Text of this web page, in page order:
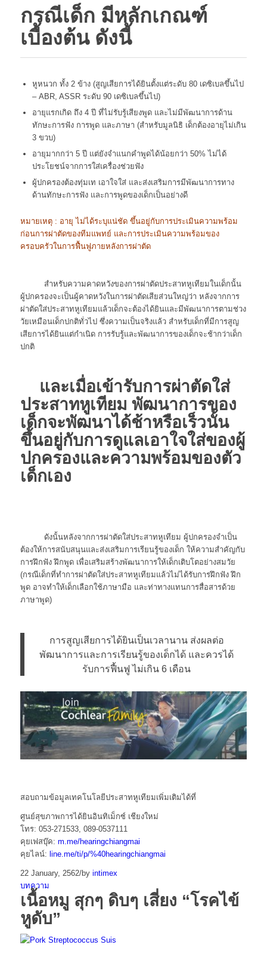
กรณีเด็ก มีหลักเกณฑ์
เบื้องต้น ดังนี้
หูหนวก ทั้ง 2 ข้าง (สูญเสียการได้ยินตั้งแต่ระดับ 80 เดซิเบลขึ้นไป
– ABR, ASSR ระดับ 90 เดซิเบลขึ้นไป)
อายุแรกเกิด ถึง 4 ปี ที่ไม่รับรู้เสียงพูด และไม่มีพัฒนาการด้าน
ทักษะการฟัง การพูด และภาษา (สำหรับมูลนิธิ เด็กต้องอายุไม่เกิน
3 ขวบ)
อายุมากกว่า 5 ปี แต่ยังจำแนกคำพูดได้น้อยกว่า 50% ไม่ได้
ประโยชน์จากการใส่เครื่องช่วยฟัง
ผู้ปกครองต้องทุ่มเท เอาใจใส่ และส่งเสริมการมีพัฒนาการทาง
ด้านทักษะการฟัง และการพูดของเด็กเป็นอย่างดี
หมายเหตุ : อายุ ไม่ได้ระบุแน่ชัด ขึ้นอยู่กับการประเมินความพร้อม
ก่อนการผ่าตัดของทีมแพทย์ และการประเมินความพร้อมของ
ครอบครัวในการฟื้นฟูภายหลังการผ่าตัด
สำหรับความคาดหวังของการผ่าตัดประสาทหูเทียมในเด็กนั้น
ผู้ปกครองจะเป็นผู้คาดหวังในการผ่าตัดเสียส่วนใหญ่ว่า หลังจากการ
ผ่าตัดใส่ประสาทหูเทียมแล้วเด็กจะต้องได้ยินและมีพัฒนาการตามช่วง
วัยเหมือนเด็กปกติทั่วไป ซึ่งความเป็นจริงแล้ว สำหรับเด็กที่มีการสูญ
เสียการได้ยินแต่กำเนิด การรับรู้และพัฒนาการของเด็กจะช้ากว่าเด็ก
ปกติ
และเมื่อเข้ารับการผ่าตัดใส่
ประสาทหูเทียม พัฒนาการของ
เด็กจะพัฒนาได้ช้าหรือเร็วนั้น
ขึ้นอยู่กับการดูแลเอาใจใส่ของผู้
ปกครองและความพร้อมของตัว
เด็กเอง
ดังนั้นหลังจากการผ่าตัดใส่ประสาทหูเทียม ผู้ปกครองจำเป็น
ต้องให้การสนับสนุนและส่งเสริมการเรียนรู้ของเด็ก ให้ความสำคัญกับ
การฝึกฟัง ฝึกพูด เพื่อเสริมสร้างพัฒนาการให้เด็กเติบโตอย่างสมวัย
(กรณีเด็กที่ทำการผ่าตัดใส่ประสาทหูเทียมแล้วไม่ได้รับการฝึกฟัง ฝึก
พูด อาจทำให้เด็กเลือกใช้ภาษามือ และท่าทางแทนการสื่อสารด้วย
ภาษาพูด)
การสูญเสียการได้ยินเป็นเวลานาน ส่งผลต่อ
พัฒนาการและการเรียนรู้ของเด็กได้ และควรได้
รับการฟื้นฟู ไม่เกิน 6 เดือน
สอบถามข้อมูลเทคโนโลยีประสาทหูเทียมเพิ่มเติมได้ที่
ศูนย์สุขภาพการได้ยินอินทิเม็กซ์ เชียงใหม่
โทร: 053-271533, 089-0537111
คุยเฟสบุ๊ค: m.me/hearingchiangmai
คุยไลน์: line.me/ti/p/%40hearingchiangmai
22 January, 2562/by intimex
บทความ
เนื้อหมู สุกๆ ดิบๆ เสี่ยง “โรคไข้
หูดับ”